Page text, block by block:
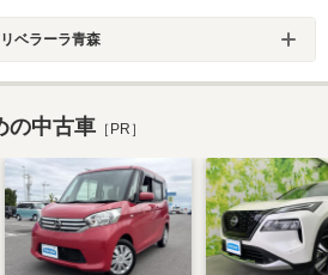
ベラーラ青森
の中古車 ［PR］